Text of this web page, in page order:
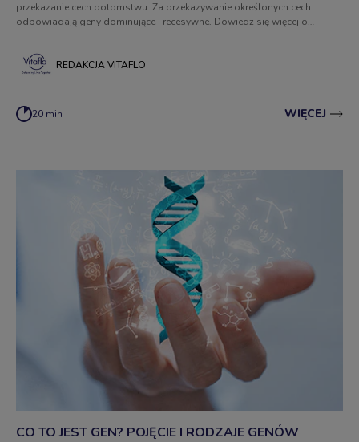
przekazanie cech potomstwu. Za przekazywanie określonych cech
odpowiadają geny dominujące i recesywne. Dowiedz się więcej o
REDAKCJA VITAFLO
20 min WIĘCEJ
CO TO JEST GEN? POJĘCIE I RODZAJE GENÓW